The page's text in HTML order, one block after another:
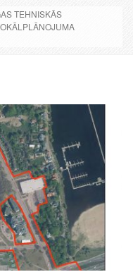
TEHNISKĀS